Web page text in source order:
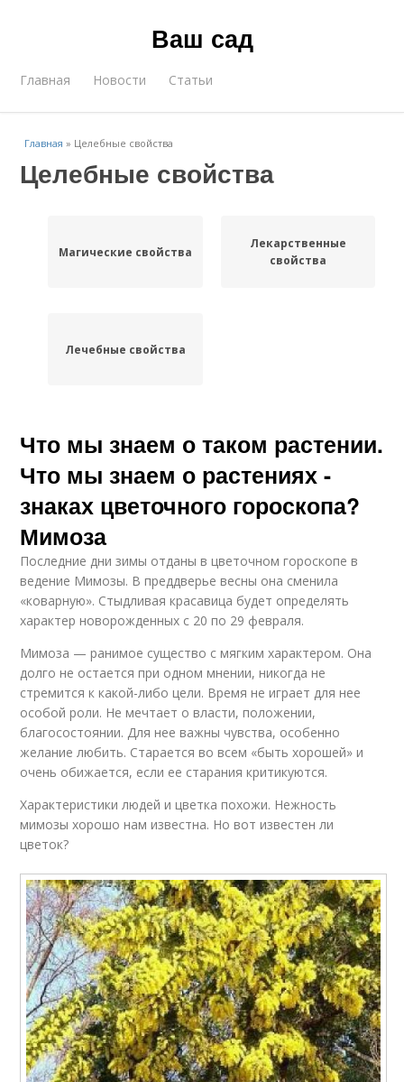
Ваш сад
Главная Новости Статьи
Главная » Целебные свойства
Целебные свойства
Магические свойства
Лекарственные
свойства
Лечебные свойства
Что мы знаем о таком растении.
Что мы знаем о растениях -
знаках цветочного гороскопа?
Мимоза
Последние дни зимы отданы в цветочном гороскопе в
ведение Мимозы. В преддверье весны она сменила
«коварную». Стыдливая красавица будет определять
характер новорожденных с 20 по 29 февраля.
Мимоза — ранимое существо с мягким характером. Она
долго не остается при одном мнении, никогда не
стремится к какой-либо цели. Время не играет для нее
особой роли. Не мечтает о власти, положении,
благосостоянии. Для нее важны чувства, особенно
желание любить. Старается во всем «быть хорошей» и
очень обижается, если ее старания критикуются.
Характеристики людей и цветка похожи. Нежность
мимозы хорошо нам известна. Но вот известен ли
цветок?